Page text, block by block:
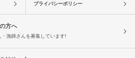
プライバシーポリシー
方へ
・漁師さんを募集しています!